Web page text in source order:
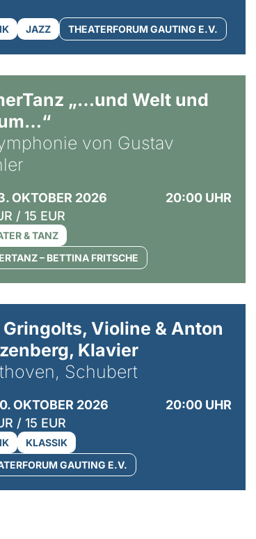
JAZZ THEATERFORUM GAUTING E.V.
„…und Welt und
von Gustav
OKTOBER 2026
20:00 UHR
/ 15 EUR
& TANZ
– BETTINA FRITSCHE
Gringolts, Violine & Anton
Klavier
Schubert
OKTOBER 2026
20:00 UHR
/ 15 EUR
KLASSIK
GAUTING E.V.